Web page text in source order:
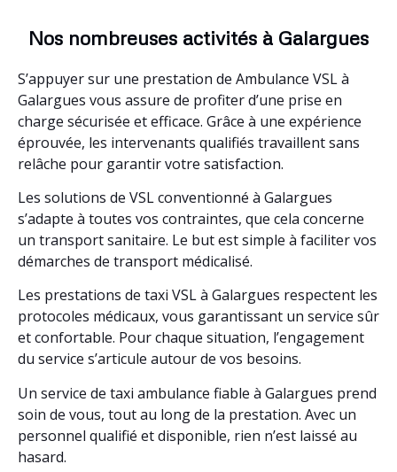
Nos nombreuses activités à Galargues
S’appuyer sur une prestation de Ambulance VSL à
Galargues vous assure de profiter d’une prise en
charge sécurisée et efficace. Grâce à une expérience
éprouvée, les intervenants qualifiés travaillent sans
relâche pour garantir votre satisfaction.
Les solutions de VSL conventionné à Galargues
s’adapte à toutes vos contraintes, que cela concerne
un transport sanitaire. Le but est simple à faciliter vos
démarches de transport médicalisé.
Les prestations de taxi VSL à Galargues respectent les
protocoles médicaux, vous garantissant un service sûr
et confortable. Pour chaque situation, l’engagement
du service s’articule autour de vos besoins.
Un service de taxi ambulance fiable à Galargues prend
soin de vous, tout au long de la prestation. Avec un
personnel qualifié et disponible, rien n’est laissé au
hasard.